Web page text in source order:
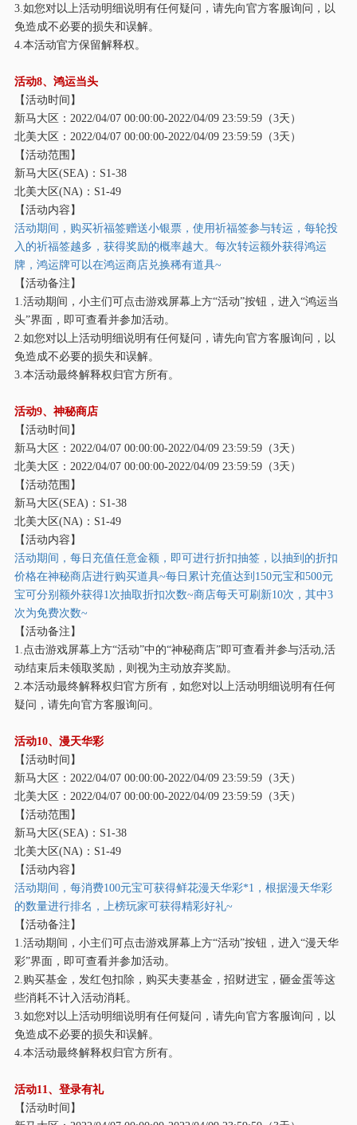
3.如您对以上活动明细说明有任何疑问，请先向官方客服询问，以
免造成不必要的损失和误解。
4.本活动官方保留解释权。
活动8、鸿运当头
【活动时间】
新马大区： 2022/04/07 00:00:00-2022/04/09 23:59:59（3天）
北美大区： 2022/04/07 00:00:00-2022/04/09 23:59:59（3天）
【活动范围】
新马大区(SEA)：S1-38
北美大区(NA)：S1-49
【活动内容】
活动期间，购买祈福签赠送小银票，使用祈福签参与转运，每轮投
入的祈福签越多，获得奖励的概率越大。每次转运额外获得鸿运
牌，鸿运牌可以在鸿运商店兑换稀有道具~
【活动备注】
1.活动期间，小主们可点击游戏屏幕上方“活动”按钮，进入“鸿运当
头”界面，即可查看并参加活动。
2.如您对以上活动明细说明有任何疑问，请先向官方客服询问，以
免造成不必要的损失和误解。
3.本活动最终解释权归官方所有。
活动9、神秘商店
【活动时间】
新马大区： 2022/04/07 00:00:00-2022/04/09 23:59:59（3天）
北美大区： 2022/04/07 00:00:00-2022/04/09 23:59:59（3天）
【活动范围】
新马大区(SEA)：S1-38
北美大区(NA)：S1-49
【活动内容】
活动期间，每日充值任意金额，即可进行折扣抽签，以抽到的折扣
价格在神秘商店进行购买道具~每日累计充值达到150元宝和500元
宝可分别额外获得1次抽取折扣次数~商店每天可刷新10次，其中3
次为免费次数~
【活动备注】
1.点击游戏屏幕上方“活动”中的“神秘商店”即可查看并参与活动,活
动结束后未领取奖励，则视为主动放弃奖励。
2.本活动最终解释权归官方所有，如您对以上活动明细说明有任何
疑问，请先向官方客服询问。
活动10、漫天华彩
【活动时间】
新马大区： 2022/04/07 00:00:00-2022/04/09 23:59:59（3天）
北美大区： 2022/04/07 00:00:00-2022/04/09 23:59:59（3天）
【活动范围】
新马大区(SEA)：S1-38
北美大区(NA)：S1-49
【活动内容】
活动期间，每消费100元宝可获得鲜花漫天华彩*1，根据漫天华彩
的数量进行排名，上榜玩家可获得精彩好礼~
【活动备注】
1.活动期间，小主们可点击游戏屏幕上方“活动”按钮，进入“漫天华
彩”界面，即可查看并参加活动。
2.购买基金，发红包扣除，购买夫妻基金，招财进宝，砸金蛋等这
些消耗不计入活动消耗。
3.如您对以上活动明细说明有任何疑问，请先向官方客服询问，以
免造成不必要的损失和误解。
4.本活动最终解释权归官方所有。
活动11、登录有礼
【活动时间】